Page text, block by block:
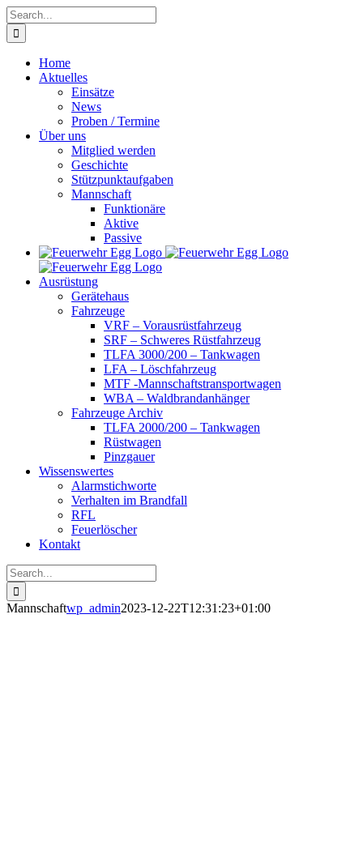
Skip
to
content
Search
for:
Home
Aktuelles
Einsätze
News
Proben / Termine
Über uns
Mitglied werden
Geschichte
Stützpunktaufgaben
Mannschaft
Funktionäre
Aktive
Passive
Ausrüstung
Gerätehaus
Fahrzeuge
VRF – Vorausrüstfahrzeug
SRF – Schweres Rüstfahrzeug
TLFA 3000/200 – Tankwagen
LFA – Löschfahrzeug
MTF -Mannschaftstransportwagen
WBA – Waldbrandanhänger
Fahrzeuge Archiv
TLFA 2000/200 – Tankwagen
Rüstwagen
Pinzgauer
Wissenswertes
Alarmstichworte
Verhalten im Brandfall
RFL
Feuerlöscher
Kontakt
Search
for:
Mannschaftwp_admin2023-12-22T12:31:23+01:00